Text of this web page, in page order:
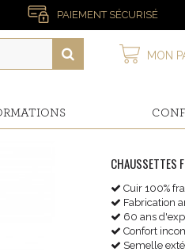
PAIEMENT SÉCURISÉ
MON
CHAUSSETTES
Cuir 100%
Fabrication
60 ans
Confort
Semelle